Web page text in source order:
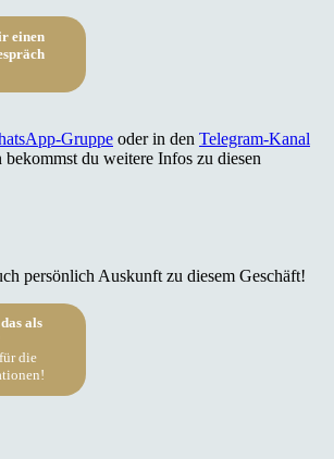
einen
Gruppe oder in den Telegram-Kanal
du weitere Infos zu diesen
persönlich Auskunft zu diesem Geschäft!
als
die